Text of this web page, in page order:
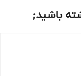
باشید;